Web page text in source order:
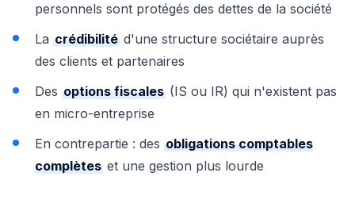
personnels sont protégés des dettes de la société
La crédibilité d'une structure sociétaire auprès
des clients et partenaires
Des options fiscales (IS ou IR) qui n'existent pas
en micro-entreprise
En contrepartie : des obligations comptables
complètes et une gestion plus lourde